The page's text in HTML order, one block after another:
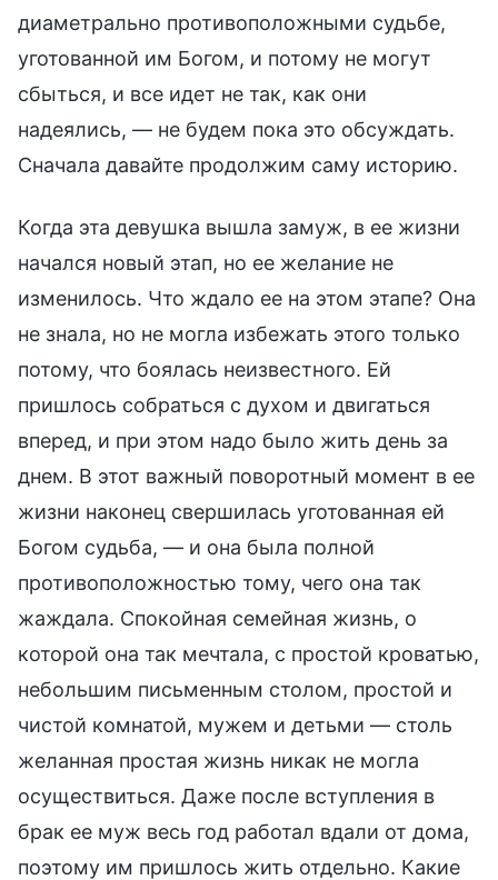
диаметрально противоположными судьбе,
уготованной им Богом, и потому не могут
сбыться, и все идет не так, как они
надеялись, — не будем пока это обсуждать.
Сначала давайте продолжим саму историю.
Когда эта девушка вышла замуж, в ее жизни
начался новый этап, но ее желание не
изменилось. Что ждало ее на этом этапе? Она
не знала, но не могла избежать этого только
потому, что боялась неизвестного. Ей
пришлось собраться с духом и двигаться
вперед, и при этом надо было жить день за
днем. В этот важный поворотный момент в ее
жизни наконец свершилась уготованная ей
Богом судьба, — и она была полной
противоположностью тому, чего она так
жаждала. Спокойная семейная жизнь, о
которой она так мечтала, с простой кроватью,
небольшим письменным столом, простой и
чистой комнатой, мужем и детьми — столь
желанная простая жизнь никак не могла
осуществиться. Даже после вступления в
брак ее муж весь год работал вдали от дома,
поэтому им пришлось жить отдельно. Какие